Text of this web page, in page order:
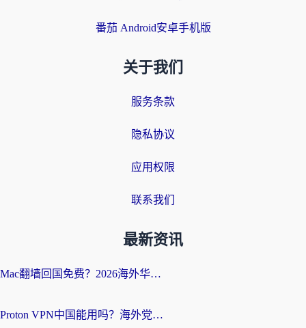
番茄 Android安卓手机版
关于我们
服务条款
隐私协议
应用权限
联系我们
最新资讯
Mac翻墙回国免费？2026海外华人亲测：从CCTV5直播到国内APP，这样选加速器才靠谱
Proton VPN中国能用吗？海外党选回国加速器的避坑指南（附番茄加速器实测）